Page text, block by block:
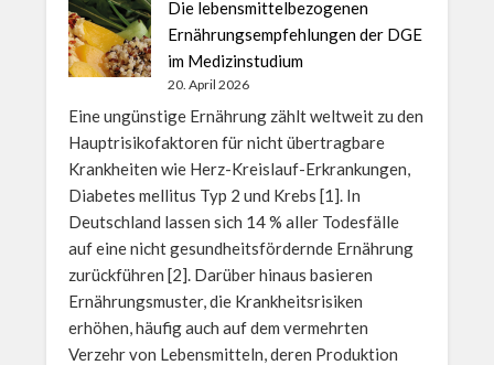
Die lebensmittelbezogenen
Ernährungsempfehlungen der DGE
im Medizinstudium
20. April 2026
Eine ungünstige Ernährung zählt weltweit zu den
Hauptrisikofaktoren für nicht übertragbare
Krankheiten wie Herz-Kreislauf-Erkrankungen,
Diabetes mellitus Typ 2 und Krebs [1]. In
Deutschland lassen sich 14 % aller Todesfälle
auf eine nicht gesundheitsfördernde Ernährung
zurückführen [2]. Darüber hinaus basieren
Ernährungsmuster, die Krankheitsrisiken
erhöhen, häufig auch auf dem vermehrten
Verzehr von Lebensmitteln, deren Produktion